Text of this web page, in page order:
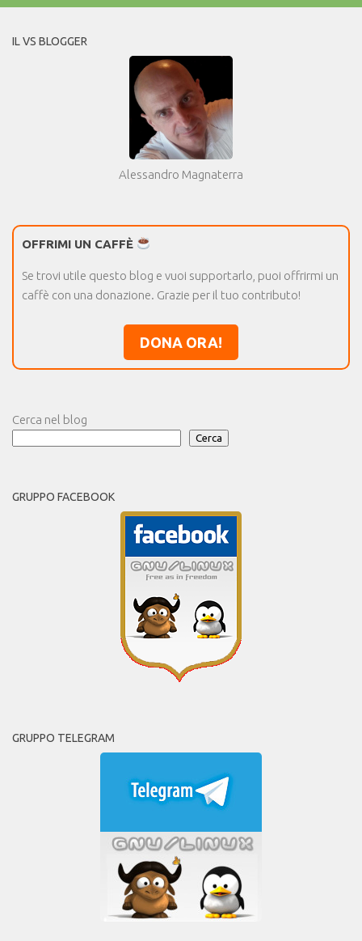
IL VS BLOGGER
Alessandro Magnaterra
OFFRIMI UN CAFFÈ
Se trovi utile questo blog e vuoi supportarlo, puoi offrirmi un
caffè con una donazione. Grazie per il tuo contributo!
DONA ORA!
Cerca nel blog
Cerca
GRUPPO FACEBOOK
GRUPPO TELEGRAM